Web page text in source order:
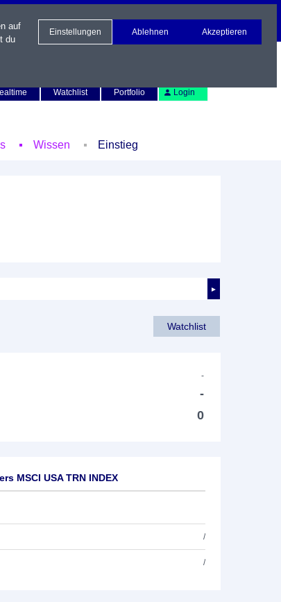
Watchlist Portfolio Login
Wissen Einstieg
►
Watchlist
-
-
0
MSCI USA TRN INDEX
/
/
auf
du
Einstellungen Ablehnen Akzeptieren